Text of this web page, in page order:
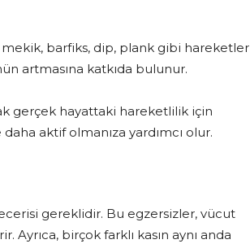
mekik, barfiks, dip, plank gibi hareketler
artmasına katkıda bulunur.
gerçek hayattaki hareketlilik için
aktif olmanıza yardımcı olur.
gereklidir. Bu egzersizler, vücut
birçok farklı kasın aynı anda